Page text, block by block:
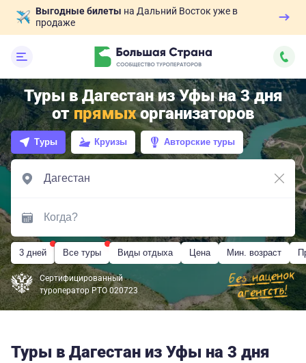
Выгодные билеты на Дальний Восток уже в
продаже
Туры в Дагестан из Уфы на 3 дня
отпрямыхорганизаторов
Туры Круизы Авторские туры
3 дней Все туры Виды отдыха Цена Мин. возраст
Сертифицированный
туроператор РТО 020723
Туры в Дагестан из Уфы на 3 дня